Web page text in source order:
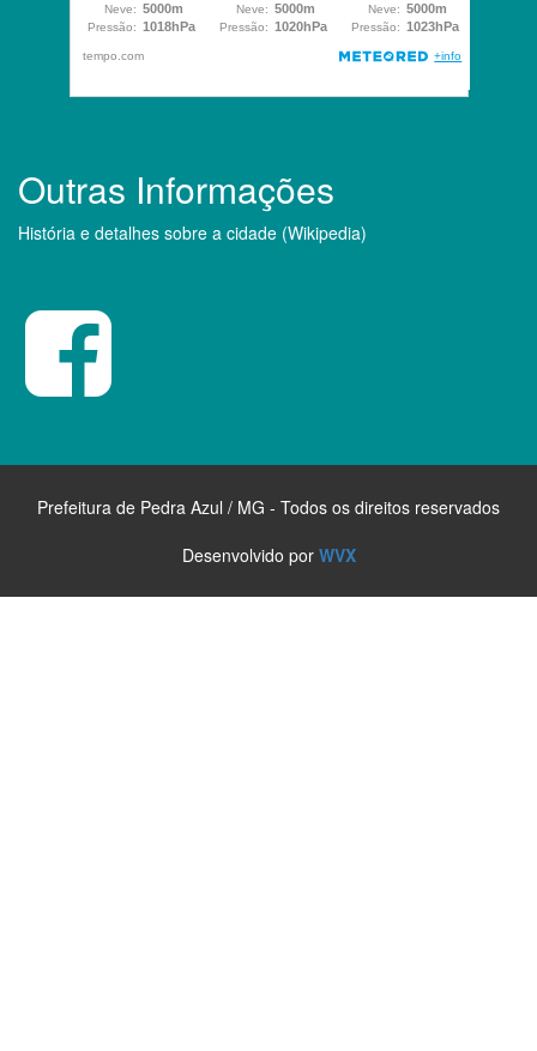
Outras Informações
História e detalhes sobre a cidade (Wikipedia)
Prefeitura de Pedra Azul / MG - Todos os direitos reservados
Desenvolvido por WVX